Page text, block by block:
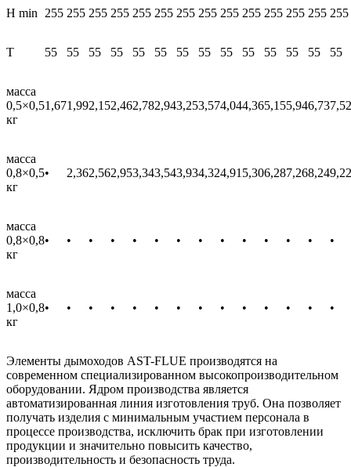
Н min 255 255 255 255 255 255 255 255 255 255 255 255 255 255
Т 55 55 55 55 55 55 55 55 55 55 55 55 55 55
масса
0,5×0,5
кг
1,671,992,152,462,782,943,253,574,044,365,155,946,737,52
масса
0,8×0,5
кг
• 2,362,562,953,343,543,934,324,91 5,306,287,268,249,22
масса
0,8×0,8
кг
• • • • • • • • • • • • • •
масса
1,0×0,8
кг
• • • • • • • • • • • • • •
Элементы дымоходов AST-FLUE производятся на
современном специализированном высокопроизводительном
оборудовании. Ядром производства является
автоматизированная линия изготовления труб. Она позволяет
получать изделия с минимальным участием персонала в
процессе производства, исключить брак при изготовлении
продукции и значительно повысить качество,
производительность и безопасность труда.